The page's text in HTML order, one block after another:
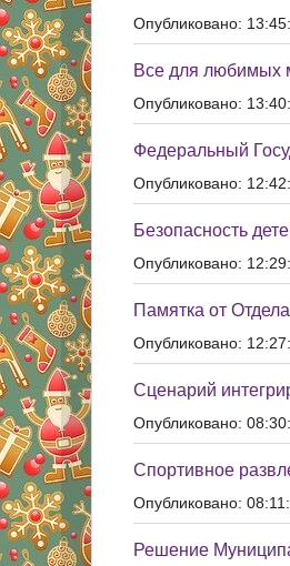
Опубликовано:
Все для любимых
Опубликовано:
Федеральный
Опубликовано:
Безопасность
Опубликовано:
Памятка от
Опубликовано:
Сценарий
Опубликовано:
Спортивное
Опубликовано:
Решение